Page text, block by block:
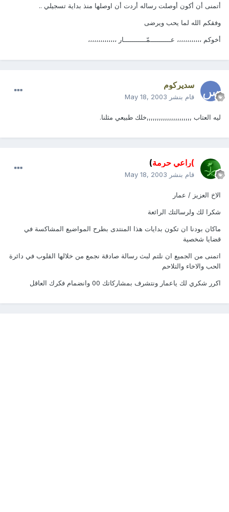
أتمنى أن أكون أوصلت رساله أردت أن اوصلها منذ بداية تسجيلي ..
وفقكم الله لما يحب ويرضى
أخوكم ،،،،،،،،،،،، عــــــــــمّـــــــــــار ،،،،،،،،،،،،،،
سديركوم
قام بنشر May 18, 2003
ليه العتاب ,,,,,,,,,,,,,,,,,,,,,,خلك طبيعي مثلنا.
)راعي حرمة)
قام بنشر May 18, 2003
الاخ العزيز / عمار
شكرا لك ولرسالتك الرائعة
ماكان بودنا ان تكون بدايات هذا المنتدى بطرح المواضيع المشاكسة في
قضايا شخصية
اتمنى من الجميع ان نلتم لبث رسالة صادقة نجمع من خلالها القلوب في دائرة
الحب والاخاء والتلاحم
اكرر شكري لك ياعمار ونتشرف بمشاركاتك 00 وانضمام فكرك العاقل